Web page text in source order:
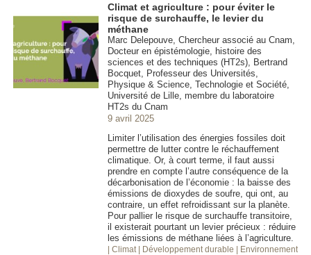
Climat et agriculture : pour éviter le
risque de surchauffe, le levier du
méthane
Marc Delepouve, Chercheur associé au Cnam,
Docteur en épistémologie, histoire des
sciences et des techniques (HT2s), Bertrand
Bocquet, Professeur des Universités,
Physique & Science, Technologie et Société,
Université de Lille, membre du laboratoire
HT2s du Cnam
9 avril 2025
Limiter l’utilisation des énergies fossiles doit
permettre de lutter contre le réchauffement
climatique. Or, à court terme, il faut aussi
prendre en compte l’autre conséquence de la
décarbonisation de l’économie : la baisse des
émissions de dioxydes de soufre, qui ont, au
contraire, un effet refroidissant sur la planète.
Pour pallier le risque de surchauffe transitoire,
il existerait pourtant un levier précieux : réduire
les émissions de méthane liées à l’agriculture.
| Climat | Développement durable | Environnement